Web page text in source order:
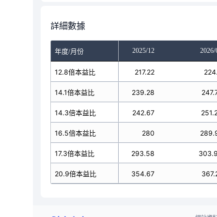
詳細數據
年度/月份
2025/11 2025/12 2026/
12.8倍本益比
14.1倍本益比
14.3倍本益比
16.5倍本益比
17.3倍本益比
20.9倍本益比
217.22 217.22
239.28 239.28
242.67 242.67
280 280
293.58 293.58
354.67 354.67